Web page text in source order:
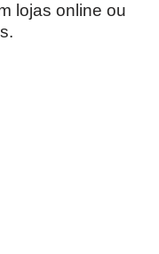
lojas online ou